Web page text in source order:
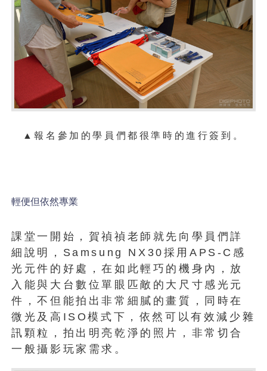
▲報名參加的學員們都很準時的進行簽到。
輕便但依然專業
課堂一開始，賀禎禎老師就先向學員們詳
細說明，Samsung NX30採用APS-C感
光元件的好處，在如此輕巧的機身內，放
入能與大台數位單眼匹敵的大尺寸感光元
件，不但能拍出非常細膩的畫質，同時在
微光及高ISO模式下，依然可以有效減少雜
訊顆粒，拍出明亮乾淨的照片，非常切合
一般攝影玩家需求。